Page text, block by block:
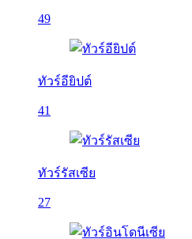
49
ทัวร์อียิปต์
41
ทัวร์รัสเซีย
27